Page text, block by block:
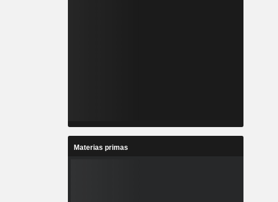
Materias primas